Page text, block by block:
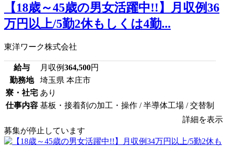
【18歳～45歳の男女活躍中!!】月収例36
万円以上/5勤2休もしくは4勤...
東洋ワーク株式会社
給与 月収例364,500円
勤務地
埼玉県 本庄市
寮・社宅 あり
仕事内容 基板・接着剤の加工・操作 / 半導体工場 / 交替制
詳細を表示
募集が停止しています